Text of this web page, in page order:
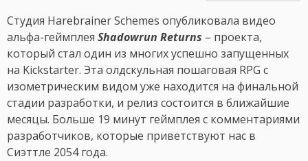
Студия Harebrainer Schemes опубликовала видео
альфа-геймплея Shadowrun Returns – проекта,
который стал один из многих успешно запущенных
на Kickstarter. Эта олдскульная пошаговая RPG с
изометрическим видом уже находится на финальной
стадии разработки, и релиз состоится в ближайшие
месяцы. Больше 19 минут геймплея с комментариями
разработчиков, которые приветствуют нас в
Сиэттле 2054 года.